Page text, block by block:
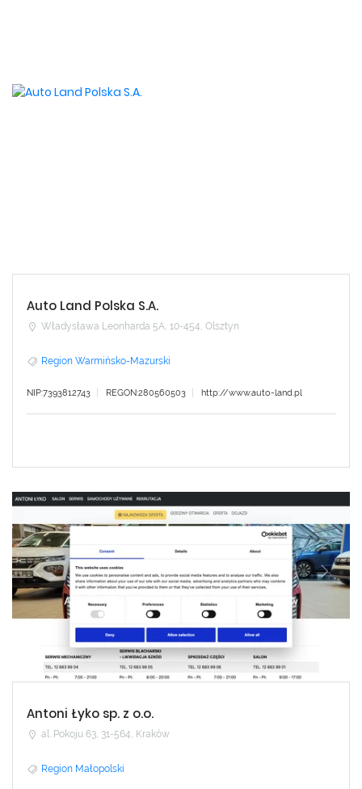
Auto Land Polska S.A.
Władysława Leonharda 5A, 10-454, Olsztyn
Region Warmińsko-Mazurski
NIP:7393812743 REGON:280560503 http://www.auto-land.pl
Antoni Łyko sp. z o.o.
al. Pokoju 63, 31-564, Kraków
Region Małopolski